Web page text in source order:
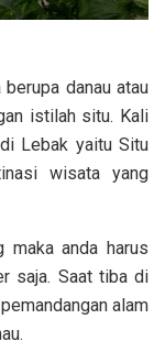
danau atau
istilah situ. Kali
Lebak yaitu Situ
wisata yang
maka anda harus
saja. Saat tiba di
alam